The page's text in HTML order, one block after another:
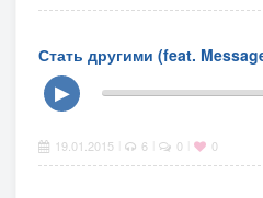
Стать другими (feat.
▶
19.01.2015 6 0 0